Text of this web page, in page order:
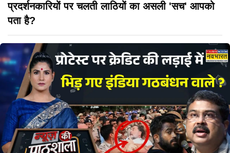
प्रदर्शनकारियों पर चलती लाठियों का असली 'सच' आपको
पता है?